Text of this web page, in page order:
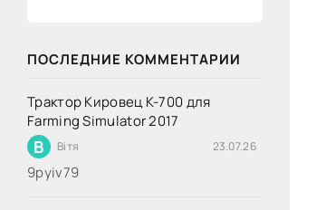
ПОСЛЕДНИЕ КОММЕНТАРИИ
Трактор Кировец К-700 для
Farming Simulator 2017
В Вітя 23.07.26
9руіv79